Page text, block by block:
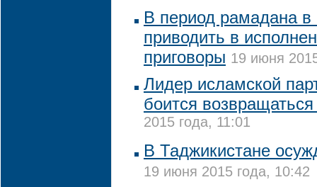
В период рамадана в
приводить в
приговоры 19 июня
Лидер исламской
боится
2015 года, 11:01
В Таджикистане
19 июня 2015 года, 10:42